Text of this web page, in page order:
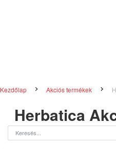
Kezdőlap Akciós termékek
Herbatica